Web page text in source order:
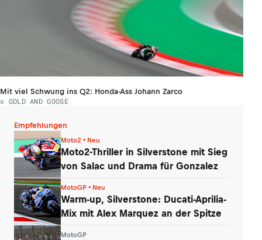
Mit viel Schwung ins Q2: Honda-Ass Johann Zarco
© GOLD AND GOOSE
Empfehlungen
Moto2 • Neu
Moto2-Thriller in Silverstone mit Sieg
von Salac und Drama für Gonzalez
MotoGP • Neu
Warm-up, Silverstone: Ducati-Aprilia-
Mix mit Alex Marquez an der Spitze
MotoGP